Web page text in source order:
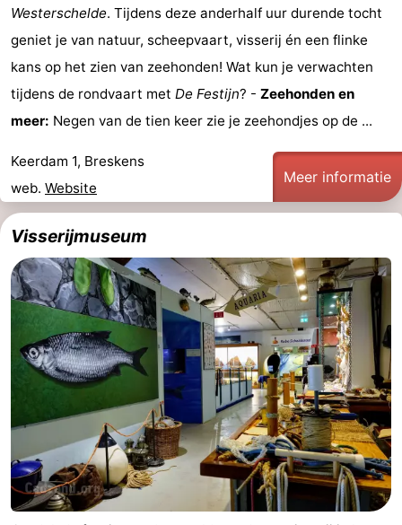
drinken
Zeehonden
Evenementen
Praktisch
Forum
Route
-
Parkeren
Reisboekenwinkel
Nieuws
Medische
adressen
Regio
Zeeland
Walcheren
-
Westerschelde. Tijdens deze anderhalf uur durende tocht
geniet je van natuur, scheepvaart, visserij én een flinke
kans op het zien van zeehonden! Wat kun je verwachten
tijdens de rondvaart met De Festijn? - Zeehonden en
meer: Negen van de tien keer zie je zeehondjes op de ...
Keerdam 1, Breskens
web. Website
Meer informatie
Visserijmuseum